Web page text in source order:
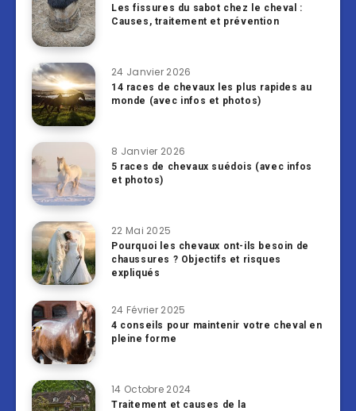
Les fissures du sabot chez le cheval :
Causes, traitement et prévention
24 Janvier 2026
14 races de chevaux les plus rapides au
monde (avec infos et photos)
8 Janvier 2026
5 races de chevaux suédois (avec infos
et photos)
22 Mai 2025
Pourquoi les chevaux ont-ils besoin de
chaussures ? Objectifs et risques
expliqués
24 Février 2025
4 conseils pour maintenir votre cheval en
pleine forme
14 Octobre 2024
Traitement et causes de la